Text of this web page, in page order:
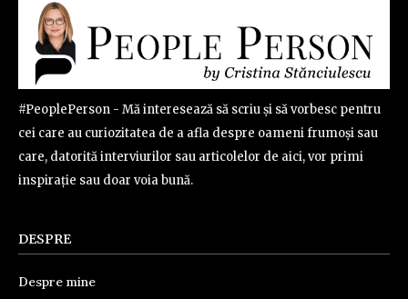
#PeoplePerson - Mă interesează să scriu și să vorbesc pentru
cei care au curiozitatea de a afla despre oameni frumoși sau
care, datorită interviurilor sau articolelor de aici, vor primi
inspirație sau doar voia bună.
DESPRE
Despre mine